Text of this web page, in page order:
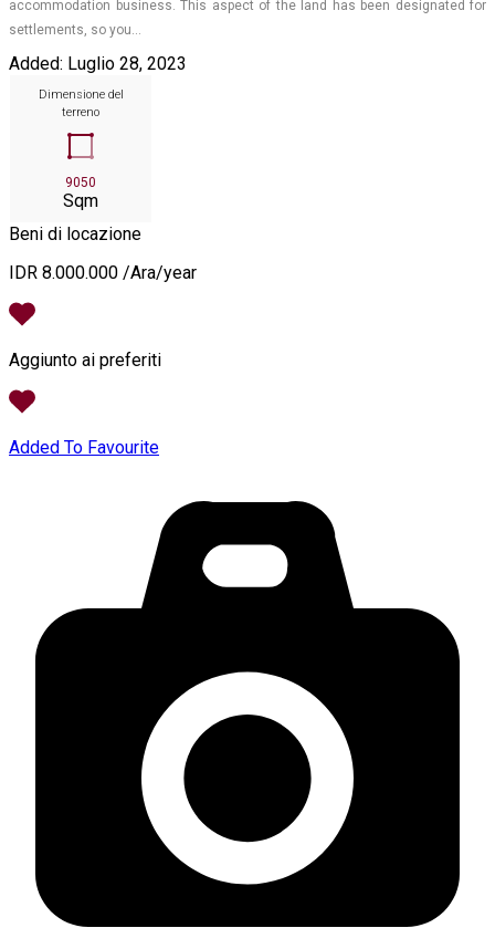
accommodation business. This aspect of the land has been designated for
settlements, so you…
Added: Luglio 28, 2023
Dimensione del
terreno
9050
Sqm
Beni di locazione
IDR 8.000.000 /Ara/year
Aggiunto ai preferiti
Added To Favourite